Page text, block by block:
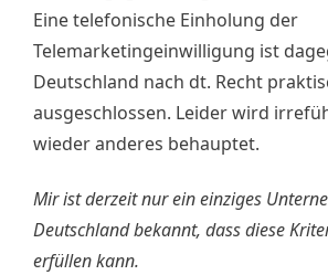
Eine telefonische Einholung der
Telemarketingeinwilligung ist
Deutschland nach dt. Recht
ausgeschlossen. Leider wird
wieder anderes behauptet.
Mir ist derzeit nur ein einziges
Deutschland bekannt, dass diese
erfüllen kann.